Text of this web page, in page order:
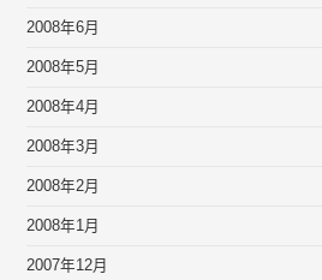
2008年6月
2008年5月
2008年4月
2008年3月
2008年2月
2008年1月
2007年12月